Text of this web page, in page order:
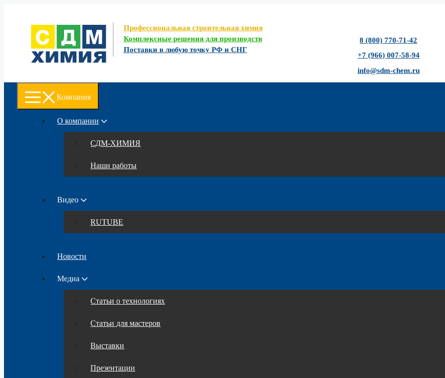
содержимому
Профессиональная строительная химия
Комплексные решения для производств
Поставки в любую точку РФ и СНГ
8 (800) 770-71-42
+7 (966) 007-58-94
info@sdm-chem.ru
Компания
О компании
СДМ-ХИМИЯ
Наши работы
Видео
RUTUBE
Новости
Медиа
Статьи о технологиях
Статьи для мастеров
Выставки
Презентации